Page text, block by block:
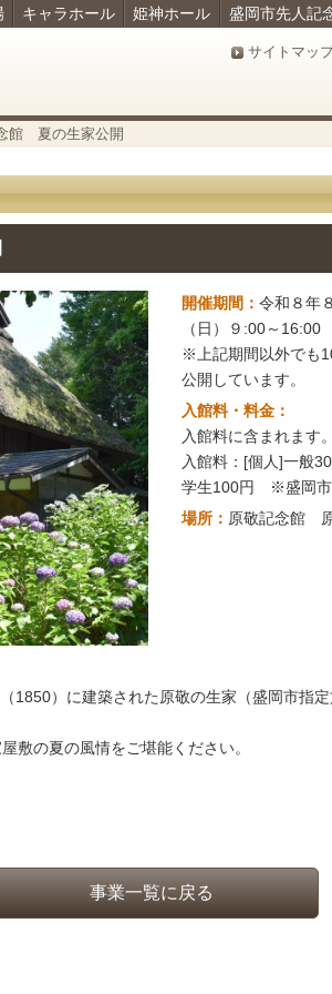
キャラホール 姫神ホール 盛岡市先人記
サイトマッ
館 夏の生家公開
開催期間：令和８年
（日）９:00～16:00
※上記期間以外でも
公開しています。
入館料・料金：
入館料に含まれます。
入館料：[個人]一般
学生100円 ※盛岡市
場所： 原敬記念館
1850）に建築された原敬の生家（盛岡市指
敷の夏の風情をご堪能ください。
事業一覧に戻る